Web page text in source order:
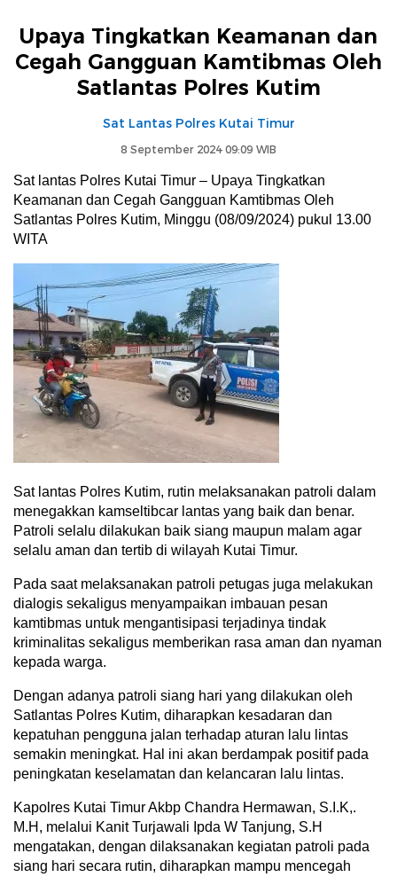
Upaya Tingkatkan Keamanan dan
Cegah Gangguan Kamtibmas Oleh
Satlantas Polres Kutim
Sat Lantas Polres Kutai Timur
8 September 2024 09:09 WIB
Sat lantas Polres Kutai Timur – Upaya Tingkatkan
Keamanan dan Cegah Gangguan Kamtibmas Oleh
Satlantas Polres Kutim, Minggu (08/09/2024) pukul 13.00
WITA
Sat lantas Polres Kutim, rutin melaksanakan patroli dalam
menegakkan kamseltibcar lantas yang baik dan benar.
Patroli selalu dilakukan baik siang maupun malam agar
selalu aman dan tertib di wilayah Kutai Timur.
Pada saat melaksanakan patroli petugas juga melakukan
dialogis sekaligus menyampaikan imbauan pesan
kamtibmas untuk mengantisipasi terjadinya tindak
kriminalitas sekaligus memberikan rasa aman dan nyaman
kepada warga.
Dengan adanya patroli siang hari yang dilakukan oleh
Satlantas Polres Kutim, diharapkan kesadaran dan
kepatuhan pengguna jalan terhadap aturan lalu lintas
semakin meningkat. Hal ini akan berdampak positif pada
peningkatan keselamatan dan kelancaran lalu lintas.
Kapolres Kutai Timur Akbp Chandra Hermawan, S.I.K,.
M.H, melalui Kanit Turjawali Ipda W Tanjung, S.H
mengatakan, dengan dilaksanakan kegiatan patroli pada
siang hari secara rutin, diharapkan mampu mencegah